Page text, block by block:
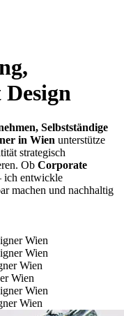
Selbstständige
in Wien unterstütze
strategisch
Ob Corporate
ich entwickle
machen und nachhaltig